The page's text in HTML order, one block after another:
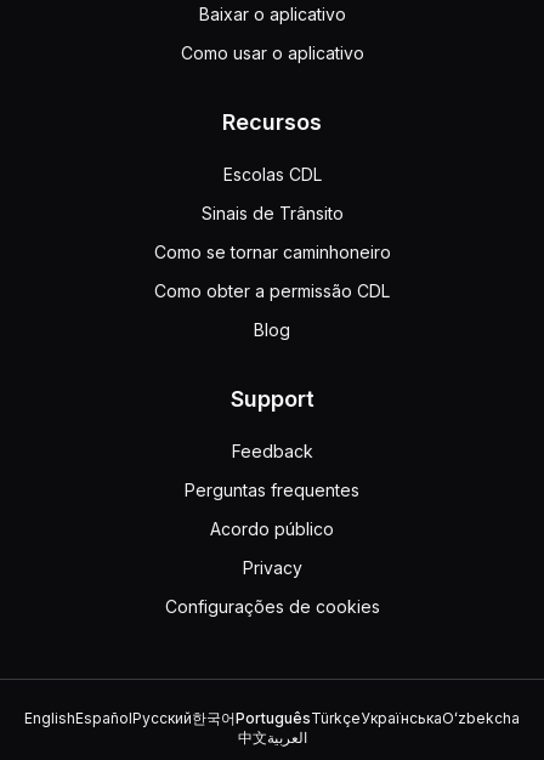
Baixar o aplicativo
Como usar o aplicativo
Recursos
Escolas CDL
Sinais de Trânsito
Como se tornar caminhoneiro
Como obter a permissão CDL
Blog
Support
Feedback
Perguntas frequentes
Acordo público
Privacy
Configurações de cookies
EnglishEspañolРусский한국어PortuguêsTürkçeУкраїнськаOʻzbekcha
中文العربية